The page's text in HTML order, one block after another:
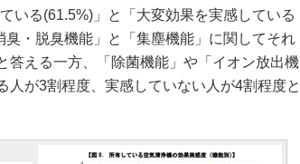
いる(61.5%)」と「大変効果を実感している
・脱臭機能」と「集塵機能」に関してそれ
答える一方、「除菌機能」や「イオン放出機
人が3割程度、実感していない人が4割程度と